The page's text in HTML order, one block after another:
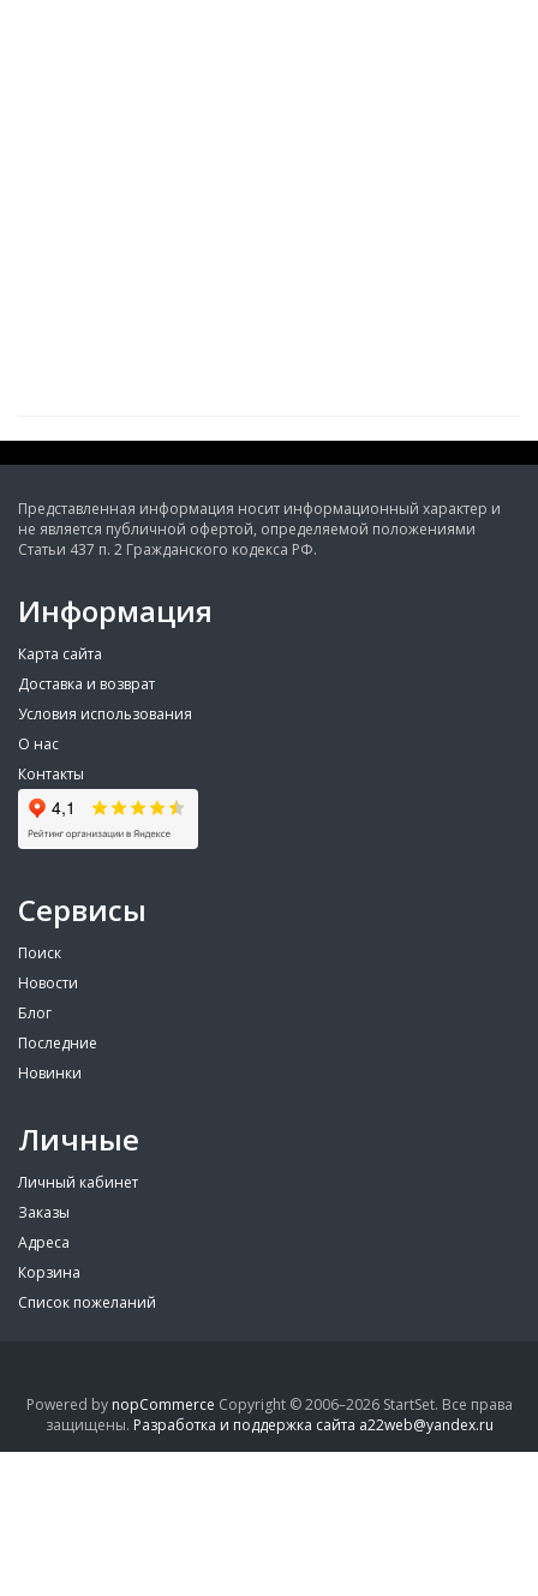
Представленная информация носит информационный характер и
не является публичной офертой, определяемой положениями
Статьи 437 п. 2 Гражданского кодекса РФ.
Информация
Карта сайта
Доставка и возврат
Условия использования
О нас
Контакты
Сервисы
Поиск
Новости
Блог
Последние
Новинки
Личные
Личный кабинет
Заказы
Адреса
Корзина
Список пожеланий
Powered by nopCommerce Copyright © 2006–2026 StartSet. Все права
защищены. Разработка и поддержка сайта a22web@yandex.ru